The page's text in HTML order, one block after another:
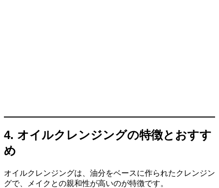
4. オイルクレンジングの特徴とおすす
め
オイルクレンジングは、油分をベースに作られたクレンジン
グで、メイクとの親和性が高いのが特徴です。